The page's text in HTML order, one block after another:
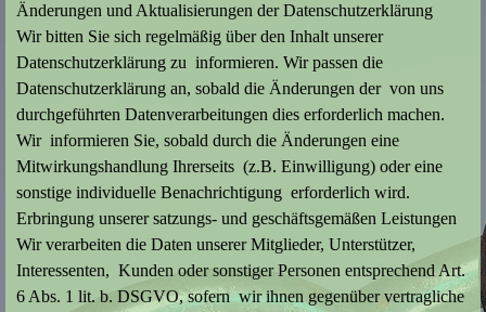
Änderungen und Aktualisierungen der Datenschutzerklärung
Wir bitten Sie sich regelmäßig über den Inhalt unserer
Datenschutzerklärung zu informieren. Wir passen die
Datenschutzerklärung an, sobald die Änderungen der von uns
durchgeführten Datenverarbeitungen dies erforderlich machen.
Wir informieren Sie, sobald durch die Änderungen eine
Mitwirkungshandlung Ihrerseits (z.B. Einwilligung) oder eine
sonstige individuelle Benachrichtigung erforderlich wird.
Erbringung unserer satzungs- und geschäftsgemäßen Leistungen
Wir verarbeiten die Daten unserer Mitglieder, Unterstützer,
Interessenten, Kunden oder sonstiger Personen entsprechend Art.
6 Abs. 1 lit. b. DSGVO, sofern wir ihnen gegenüber vertragliche